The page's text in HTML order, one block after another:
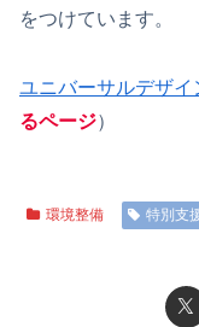
をつけています。
ユニバーサルデザイ
るページ）
環境整備 特別支